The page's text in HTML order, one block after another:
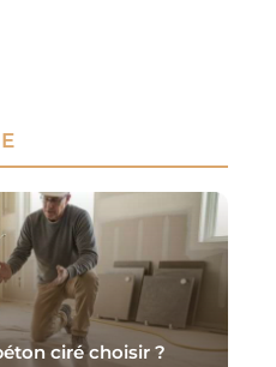
ciré choisir ?